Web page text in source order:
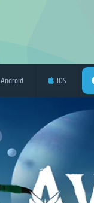
Android iOS